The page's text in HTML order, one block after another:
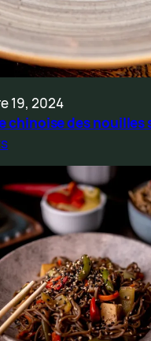
19, 2024
chinoise des nouilles